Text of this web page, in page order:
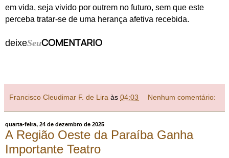
em vida, seja vivido por outrem no futuro, sem que este
perceba tratar-se de uma herança afetiva recebida.
deixeSeuCOMENTARIO
Francisco Cleudimar F. de Lira às 04:03 Nenhum comentário:
quarta-feira, 24 de dezembro de 2025
A Região Oeste da Paraíba Ganha
Importante Teatro